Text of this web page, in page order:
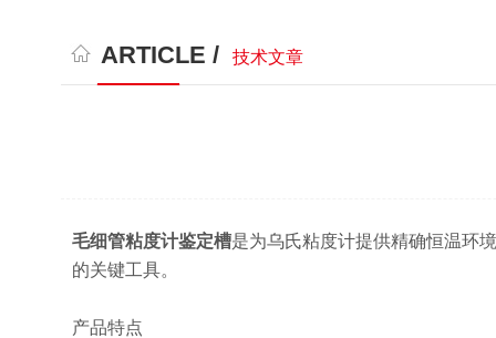
ARTICLE / 技术文章
毛细管粘度计鉴定槽是为乌氏粘度计提供精确恒温环
的关键工具。
产品特点